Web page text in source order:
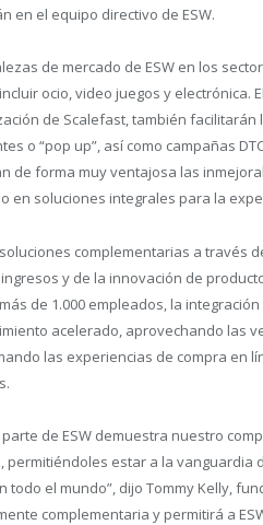
en el equipo directivo de ESW.
de mercado de ESW en los
ocio, video juegos y electrónica.
de Scalefast, también
o “pop up”, así como campañas
de forma muy ventajosa las
en soluciones integrales para la
complementarias a través
y de la innovación de
de 1.000 empleados, la
acelerado, aprovechando las
las experiencias de compra en
de ESW demuestra nuestro
permitiéndoles estar a la vanguardia
el mundo”, dijo Tommy Kelly,
complementaria y permitirá a